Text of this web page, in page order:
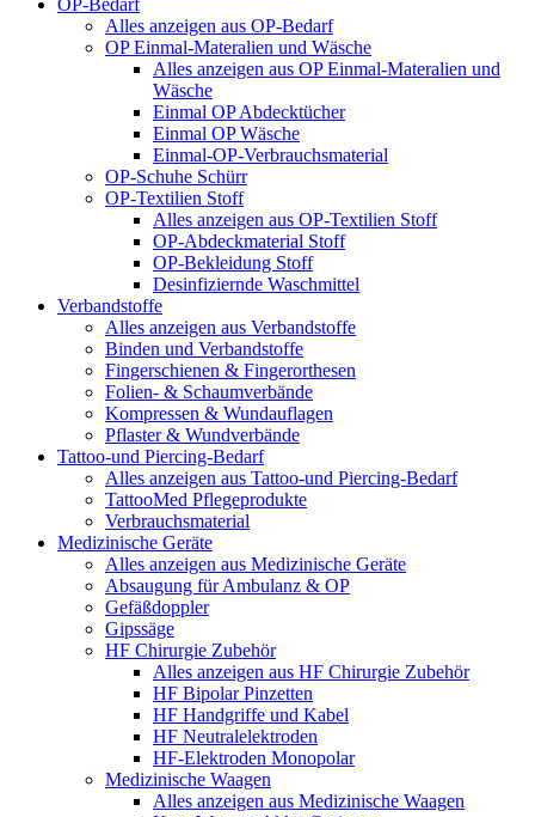
OP-Bedarf
Alles anzeigen aus OP-Bedarf
OP Einmal-Materalien und Wäsche
Alles anzeigen aus OP Einmal-Materalien und
Wäsche
Einmal OP Abdecktücher
Einmal OP Wäsche
Einmal-OP-Verbrauchsmaterial
OP-Schuhe Schürr
OP-Textilien Stoff
Alles anzeigen aus OP-Textilien Stoff
OP-Abdeckmaterial Stoff
OP-Bekleidung Stoff
Desinfiziernde Waschmittel
Verbandstoffe
Alles anzeigen aus Verbandstoffe
Binden und Verbandstoffe
Fingerschienen & Fingerorthesen
Folien- & Schaumverbände
Kompressen & Wundauflagen
Pflaster & Wundverbände
Tattoo-und Piercing-Bedarf
Alles anzeigen aus Tattoo-und Piercing-Bedarf
TattooMed Pflegeprodukte
Verbrauchsmaterial
Medizinische Geräte
Alles anzeigen aus Medizinische Geräte
Absaugung für Ambulanz & OP
Gefäßdoppler
Gipssäge
HF Chirurgie Zubehör
Alles anzeigen aus HF Chirurgie Zubehör
HF Bipolar Pinzetten
HF Handgriffe und Kabel
HF Neutralelektroden
HF-Elektroden Monopolar
Medizinische Waagen
Alles anzeigen aus Medizinische Waagen